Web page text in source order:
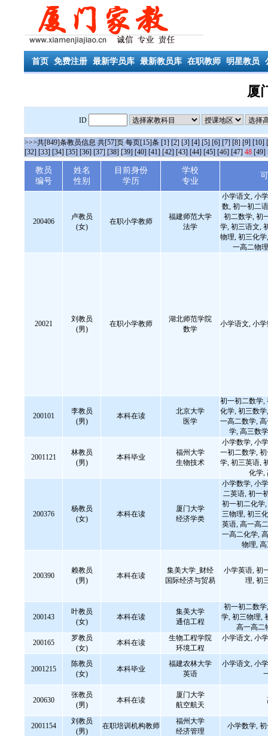
首页 免费注册 最新学员库 最新教员库 在职教师 明星教员
厦
ID
>>>共[849]条教员信息 共[57]页 每页[15]条 [1] [2] [3] [4] [5] [6] [7] [8] [9] [10]
[32] [33] [34] [35] [36] [37] [38] [39] [40] [41] [42] [43] [44] [45] [46] [47] 48 [49]
教员
编号
姓名
性别
目前身份
学历
学校
专业
200406
卢教员
(女)
在职小学教师
福建师范大学
法学
小学语文, 小
数, 初一初二
初二数学, 初
学, 初三语文,
物理, 初三化
一高二物
20021
刘教员
(男)
在职小学教师
湖北师范学院
数学
小学语文, 小
200101
李教员
(男)
本科在读
北京大学
医学
初一初二数学,
化学, 初三数
一高二数学,
学, 高三数
2001121
林教员
(男)
本科毕业
福州大学
生物技术
小学数学, 小
一初二数学,
学, 初三英语,
化学,
200376
杨教员
(女)
本科在读
厦门大学
经济学类
小学数学, 小
二英语, 初一
初一初二化学
三物理, 初三
英语, 高一高
一高二化学,
物理,
200390
赖教员
(男)
本科在读
集美大学_财经
国际经济与贸易
小学英语, 初
理, 初
200143
叶教员
(女)
本科在读
集美大学
通信工程
初一初二数
学, 初三物理,
高一高二
200165
罗教员
(女)
本科在读
生物工程学院
环境工程
小学语文, 小
2001215
陈教员
(女)
本科毕业
福建农林大学
英语
小学语文, 小
200630
张教员
(男)
本科在读
厦门大学
航空航天
2001154
刘教员
(男)
在职培训机构教师
福州大学
经济管理
小学数学,